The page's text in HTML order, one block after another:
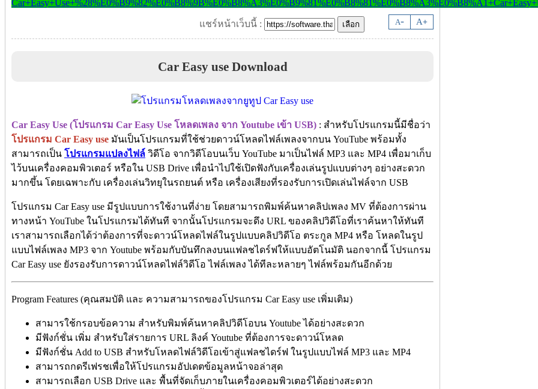
A- A+
แชร์หน้าเว็บนี้ :
Car Easy use Download
Car Easy Use (โปรแกรม Car Easy Use โหลดเพลง จาก Youtube เข้า USB) : สำหรับโปรแกรมนี้มีชื่อว่า
โปรแกรม Car Easy use มันเป็นโปรแกรมที่ใช้ช่วยดาวน์โหลดไฟล์เพลงจากบน YouTube พร้อมทั้ง
สามารถเป็น โปรแกรมแปลงไฟล์ วิดีโอ จากวิดีโอบนเว็บ YouTube มาเป็นไฟล์ MP3 และ MP4 เพื่อมาเก็บ
ไว้บนเครื่องคอมพิวเตอร์ หรือใน USB Drive เพื่อนำไปใช้เปิดฟังกับเครื่องเล่นรูปแบบต่างๆ อย่างสะดวก
มากขึ้น โดยเฉพาะกับ เครื่องเล่นวิทยุในรถยนต์ หรือ เครื่องเสียงที่รองรับการเปิดเล่นไฟล์จาก USB
โปรแกรม Car Easy use มีรูปแบบการใช้งานที่ง่าย โดยสามารถพิมพ์ค้นหาคลิปเพลง MV ที่ต้องการผ่าน
ทางหน้า YouTube ในโปรแกรมได้ทันที จากนั้นโปรแกรมจะดึง URL ของคลิปวิดีโอที่เราค้นหาให้ทันที
เราสามารถเลือกได้ว่าต้องการที่จะดาวน์โหลดไฟล์ในรูปแบบคลิปวิดีโอ ตระกูล MP4 หรือ โหลดในรูป
แบบไฟล์เพลง MP3 จาก Youtube พร้อมกับบันทึกลงบนแฟลชไดร์ฟให้แบบอัตโนมัติ นอกจากนี้ โปรแกรม
Car Easy use ยังรองรับการดาวน์โหลดไฟล์วิดีโอ ไฟล์เพลง ได้ทีละหลายๆ ไฟล์พร้อมกันอีกด้วย
Program Features (คุณสมบัติ และ ความสามารถของโปรแกรม Car Easy use เพิ่มเติม)
สามารใช้กรอบข้อความ สำหรับพิมพ์ค้นหาคลิปวิดีโอบน Youtube ได้อย่างสะดวก
มีฟังก์ชั่น เพิ่ม สำหรับใส่รายการ URL ลิงค์ Youtube ที่ต้องการจะดาวน์โหลด
มีฟังก์ชั่น Add to USB สำหรับโหลดไฟล์วิดีโอเข้าสู่แฟลชไดร์ฟ ในรูปแบบไฟล์ MP3 และ MP4
สามารถกดรีเฟรชเพื่อให้โปรแกรมอัปเดตข้อมูลหน้าจอล่าสุด
สามารถเลือก USB Drive และ พื้นที่จัดเก็บภายในเครื่องคอมพิวเตอร์ได้อย่างสะดวก